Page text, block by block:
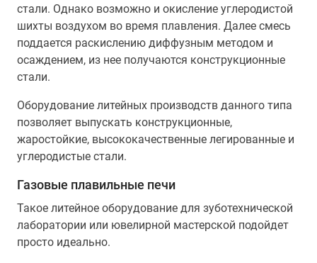
стали. Однако возможно и окисление углеродистой
шихты воздухом во время плавления. Далее смесь
поддается раскислению диффузным методом и
осаждением, из нее получаются конструкционные
стали.
Оборудование литейных производств данного типа
позволяет выпускать конструкционные,
жаростойкие, высококачественные легированные и
углеродистые стали.
Газовые плавильные печи
Такое литейное оборудование для зуботехнической
лаборатории или ювелирной мастерской подойдет
просто идеально.